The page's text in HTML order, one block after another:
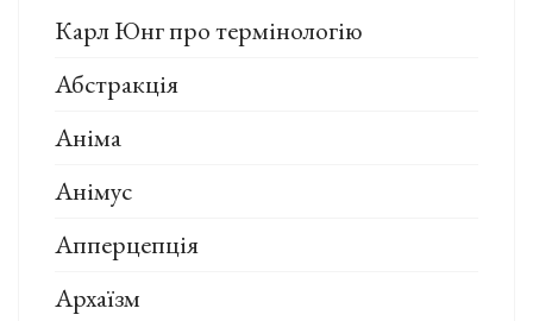
Карл Юнг про термінологію
Абстракція
Аніма
Анімус
Апперцепція
Архаїзм